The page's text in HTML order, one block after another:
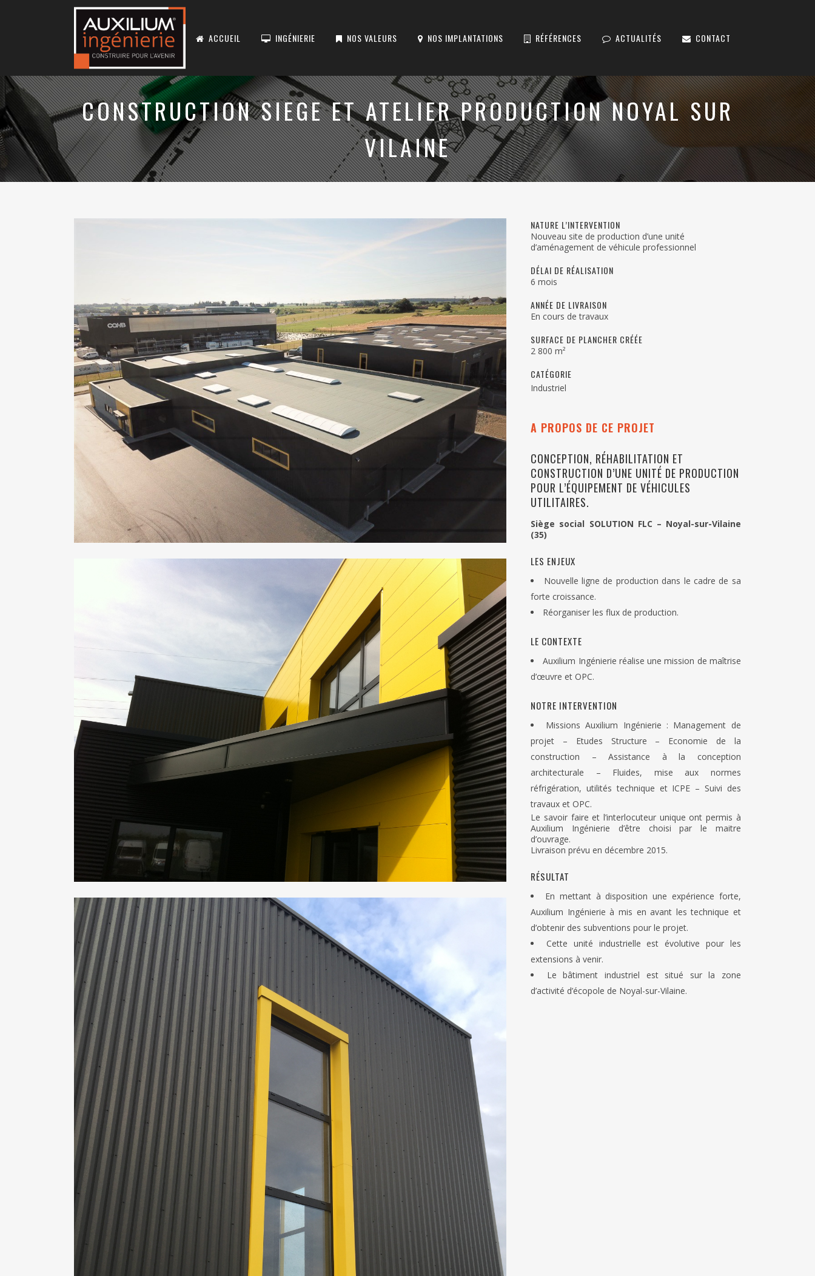
ACCUEIL INGÉNIERIE NOS VALEURS NOS IMPLANTATIONS RÉFÉRENCES ACTUALITÉS CONTACT
CONSTRUCTION SIEGE ET ATELIER PRODUCTION NOYAL SUR
VILAINE
NATURE L’INTERVENTION
Nouveau site de production d’une unité
d’aménagement de véhicule professionnel
DÉLAI DE RÉALISATION
6 mois
ANNÉE DE LIVRAISON
En cours de travaux
SURFACE DE PLANCHER CRÉÉE
2 800 m²
CATÉGORIE
Industriel
A PROPOS DE CE PROJET
CONCEPTION, RÉHABILITATION ET
CONSTRUCTION D’UNE UNITÉ DE PRODUCTION
POUR L’ÉQUIPEMENT DE VÉHICULES
UTILITAIRES.
Siège social SOLUTION FLC – Noyal-sur-Vilaine
(35)
LES ENJEUX
Nouvelle ligne de production dans le cadre de sa
forte croissance.
Réorganiser les flux de production.
LE CONTEXTE
Auxilium Ingénierie réalise une mission de maîtrise
d’œuvre et OPC.
NOTRE INTERVENTION
Missions Auxilium Ingénierie : Management de
projet – Etudes Structure – Economie de la
construction – Assistance à la conception
architecturale – Fluides, mise aux normes
réfrigération, utilités technique et ICPE – Suivi des
travaux et OPC.
Le savoir faire et l’interlocuteur unique ont permis à
Auxilium Ingénierie d’être choisi par le maitre
d’ouvrage.
Livraison prévu en décembre 2015.
RÉSULTAT
En mettant à disposition une expérience forte,
Auxilium Ingénierie à mis en avant les technique et
d’obtenir des subventions pour le projet.
Cette unité industrielle est évolutive pour les
extensions à venir.
Le bâtiment industriel est situé sur la zone
d’activité d’écopole de Noyal-sur-Vilaine.